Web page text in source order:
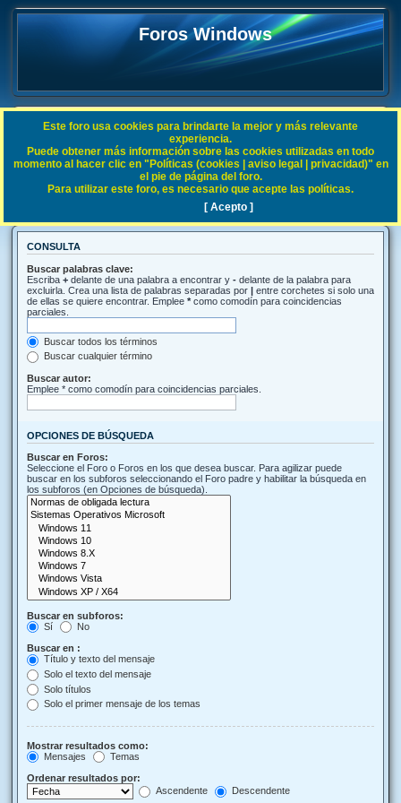
Foros Windows
FAQ
Índice general Buscar
Buscar
CONSULTA
Buscar palabras clave:
Escriba + delante de una palabra a encontrar y - delante de la palabra para
excluirla. Crea una lista de palabras separadas por | entre corchetes si solo una
de ellas se quiere encontrar. Emplee * como comodín para coincidencias
parciales.
Buscar todos los términos
Buscar cualquier término
Buscar autor:
Emplee * como comodín para coincidencias parciales.
OPCIONES DE BÚSQUEDA
Buscar en Foros:
Seleccione el Foro o Foros en los que desea buscar. Para agilizar puede
buscar en los subforos seleccionando el Foro padre y habilitar la búsqueda en
los subforos (en Opciones de búsqueda).
Buscar en subforos:
Sí
No
Buscar en :
Título y texto del mensaje
Solo el texto del mensaje
Solo títulos
Solo el primer mensaje de los temas
Mostrar resultados como:
Mensajes
Temas
Ordenar resultados por:
Ascendente
Descendente
Este foro usa cookies para brindarte la mejor y más relevante
experiencia.
Puede obtener más información sobre las cookies utilizadas en todo
momento al hacer clic en "Políticas (cookies | aviso legal | privacidad)" en
el pie de página del foro.
Para utilizar este foro, es necesario que acepte las políticas.
[ Acepto ]